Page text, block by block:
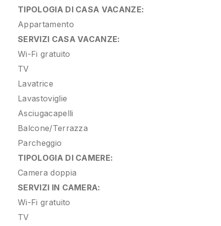
TIPOLOGIA DI CASA VACANZE:
Appartamento
SERVIZI CASA VACANZE:
Wi-Fi gratuito
TV
Lavatrice
Lavastoviglie
Asciugacapelli
Balcone/Terrazza
Parcheggio
TIPOLOGIA DI CAMERE:
Camera doppia
SERVIZI IN CAMERA:
Wi-Fi gratuito
TV